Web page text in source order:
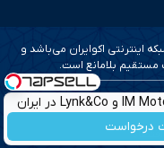
درخواست
اینترنتی اکوایران می‌باشد و
مستقیم بلامانع است.